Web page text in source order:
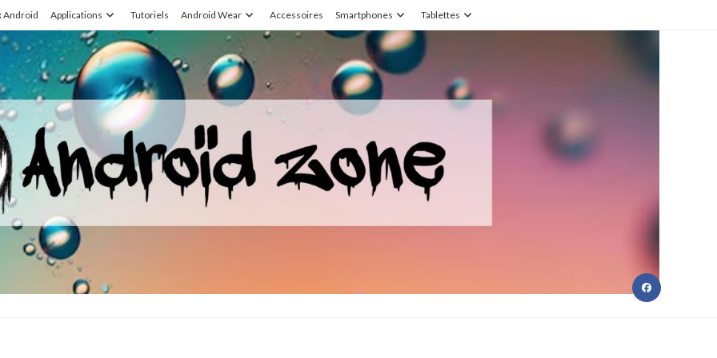
Android Applications Tutoriels Android Wear Accessoires Smartphones Tablettes